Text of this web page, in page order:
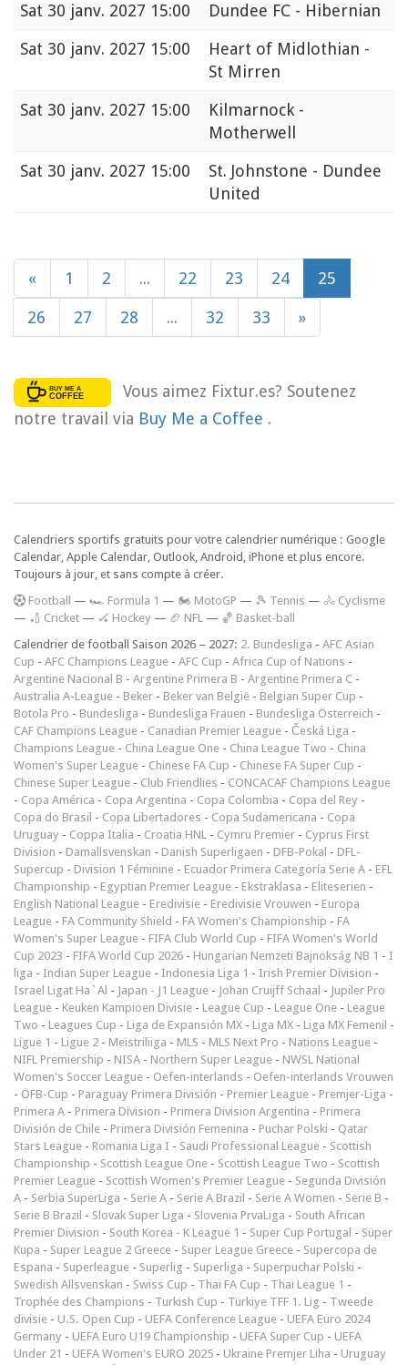
Sat 30 janv. 2027 15:00
Dundee FC - Hibernian
Sat 30 janv. 2027 15:00
Heart of Midlothian -
St Mirren
Sat 30 janv. 2027 15:00
Kilmarnock -
Motherwell
Sat 30 janv. 2027 15:00
St. Johnstone - Dundee
United
« 1 2 ... 22 23 24 25
26 27 28 ... 32 33 »
Vous aimez Fixtur.es? Soutenez
notre travail via Buy Me a Coffee .
Calendriers sportifs gratuits pour votre calendrier numérique : Google
Calendar, Apple Calendar, Outlook, Android, iPhone et plus encore.
Toujours à jour, et sans compte à créer.
Football — 🏎️ Formula 1 — 🏍 MotoGP — 🎾 Tennis — 🚴 Cyclisme
— 🏏 Cricket — 🏑 Hockey — 🏈 NFL — 🏀 Basket-ball
Calendrier de football Saison 2026 – 2027: 2. Bundesliga - AFC Asian
Cup - AFC Champions League - AFC Cup - Africa Cup of Nations -
Argentine Nacional B - Argentine Primera B - Argentine Primera C -
Australia A-League - Beker - Beker van België - Belgian Super Cup -
Botola Pro - Bundesliga - Bundesliga Frauen - Bundesliga Österreich -
CAF Champions League - Canadian Premier League - Česká Liga -
Champions League - China League One - China League Two - China
Women's Super League - Chinese FA Cup - Chinese FA Super Cup -
Chinese Super League - Club Friendlies - CONCACAF Champions League
- Copa América - Copa Argentina - Copa Colombia - Copa del Rey -
Copa do Brasil - Copa Libertadores - Copa Sudamericana - Copa
Uruguay - Coppa Italia - Croatia HNL - Cymru Premier - Cyprus First
Division - Damallsvenskan - Danish Superligaen - DFB-Pokal - DFL-
Supercup - Division 1 Féminine - Ecuador Primera Categoría Serie A - EFL
Championship - Egyptian Premier League - Ekstraklasa - Eliteserien -
English National League - Eredivisie - Eredivisie Vrouwen - Europa
League - FA Community Shield - FA Women's Championship - FA
Women's Super League - FIFA Club World Cup - FIFA Women's World
Cup 2023 - FIFA World Cup 2026 - Hungarian Nemzeti Bajnokság NB 1 - I
liga - Indian Super League - Indonesia Liga 1 - Irish Premier Division -
Israel Ligat Ha`Al - Japan - J1 League - Johan Cruijff Schaal - Jupiler Pro
League - Keuken Kampioen Divisie - League Cup - League One - League
Two - Leagues Cup - Liga de Expansión MX - Liga MX - Liga MX Femenil -
Ligue 1 - Ligue 2 - Meistriliiga - MLS - MLS Next Pro - Nations League -
NIFL Premiership - NISA - Northern Super League - NWSL National
Women's Soccer League - Oefen-interlands - Oefen-interlands Vrouwen
- ÖFB-Cup - Paraguay Primera División - Premier League - Premjer-Liga -
Primera A - Primera Division - Primera Division Argentina - Primera
División de Chile - Primera División Femenina - Puchar Polski - Qatar
Stars League - Romania Liga I - Saudi Professional League - Scottish
Championship - Scottish League One - Scottish League Two - Scottish
Premier League - Scottish Women's Premier League - Segunda División
A - Serbia SuperLiga - Serie A - Serie A Brazil - Serie A Women - Serie B -
Serie B Brazil - Slovak Super Liga - Slovenia PrvaLiga - South African
Premier Division - South Korea - K League 1 - Super Cup Portugal - Süper
Kupa - Super League 2 Greece - Super League Greece - Supercopa de
Espana - Superleague - Superlig - Superliga - Superpuchar Polski -
Swedish Allsvenskan - Swiss Cup - Thai FA Cup - Thai League 1 -
Trophée des Champions - Turkish Cup - Türkiye TFF 1. Lig - Tweede
divisie - U.S. Open Cup - UEFA Conference League - UEFA Euro 2024
Germany - UEFA Euro U19 Championship - UEFA Super Cup - UEFA
Under 21 - UEFA Women's EURO 2025 - Ukraine Premjer Liha - Uruguay